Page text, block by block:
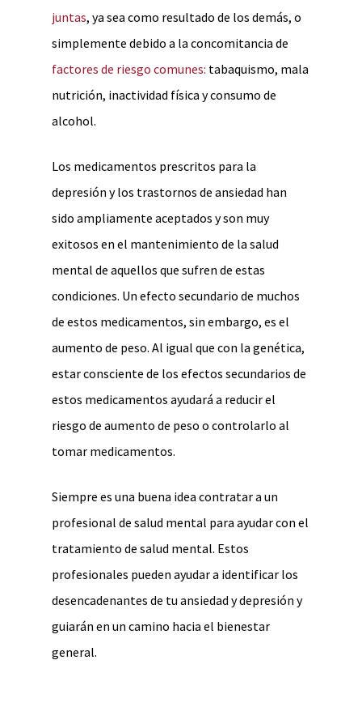
juntas, ya sea como resultado de los demás, o
simplemente debido a la concomitancia de
factores de riesgo comunes: tabaquismo, mala
nutrición, inactividad física y consumo de
alcohol.
Los medicamentos prescritos para la
depresión y los trastornos de ansiedad han
sido ampliamente aceptados y son muy
exitosos en el mantenimiento de la salud
mental de aquellos que sufren de estas
condiciones. Un efecto secundario de muchos
de estos medicamentos, sin embargo, es el
aumento de peso. Al igual que con la genética,
estar consciente de los efectos secundarios de
estos medicamentos ayudará a reducir el
riesgo de aumento de peso o controlarlo al
tomar medicamentos.
Siempre es una buena idea contratar a un
profesional de salud mental para ayudar con el
tratamiento de salud mental. Estos
profesionales pueden ayudar a identificar los
desencadenantes de tu ansiedad y depresión y
guiarán en un camino hacia el bienestar
general.